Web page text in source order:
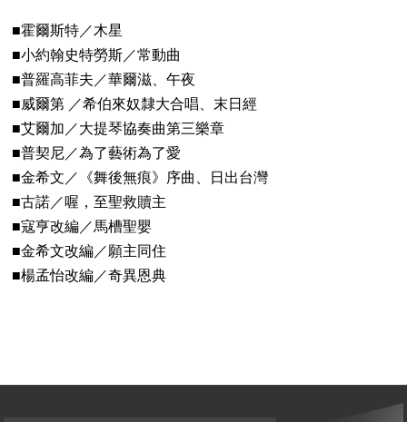
■霍爾斯特／木星
■小約翰史特勞斯／常動曲
■普羅高菲夫／華爾滋、午夜
■威爾第 ／希伯來奴隸大合唱、末日經
■艾爾加／大提琴協奏曲第三樂章
■普契尼／為了藝術為了愛
■金希文／《舞後無痕》序曲、日出台灣
■古諾／喔，至聖救贖主
■寇亨改編／馬槽聖嬰
■金希文改編／願主同住
■楊孟怡改編／奇異恩典